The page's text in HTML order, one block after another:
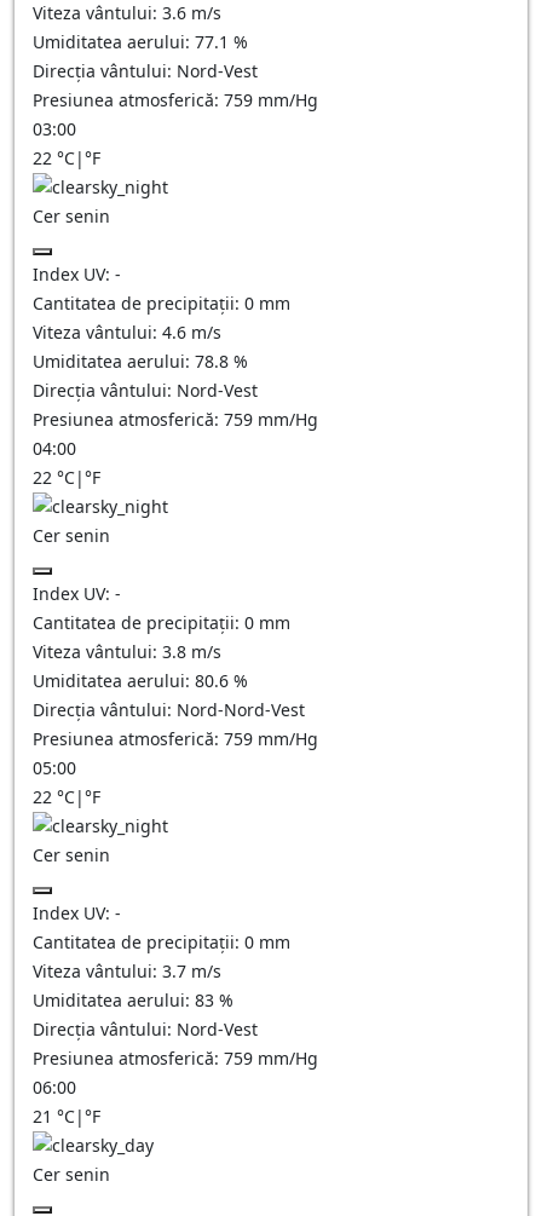
Viteza vântului: 3.6 m/s
Umiditatea aerului: 77.1 %
Direcția vântului: Nord-Vest
Presiunea atmosferică: 759 mm/Hg
03:00
22 °C|°F
Cer senin
Index UV: -
Cantitatea de precipitații: 0 mm
Viteza vântului: 4.6 m/s
Umiditatea aerului: 78.8 %
Direcția vântului: Nord-Vest
Presiunea atmosferică: 759 mm/Hg
04:00
22 °C|°F
Cer senin
Index UV: -
Cantitatea de precipitații: 0 mm
Viteza vântului: 3.8 m/s
Umiditatea aerului: 80.6 %
Direcția vântului: Nord-Nord-Vest
Presiunea atmosferică: 759 mm/Hg
05:00
22 °C|°F
Cer senin
Index UV: -
Cantitatea de precipitații: 0 mm
Viteza vântului: 3.7 m/s
Umiditatea aerului: 83 %
Direcția vântului: Nord-Vest
Presiunea atmosferică: 759 mm/Hg
06:00
21 °C|°F
Cer senin